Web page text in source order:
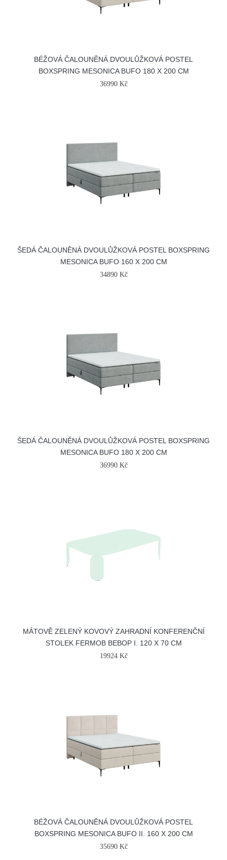
BÉŽOVÁ ČALOUNĚNÁ DVOULŮŽKOVÁ POSTEL
BOXSPRING MESONICA BUFO 180 X 200 CM
36990 Kč
ŠEDÁ ČALOUNĚNÁ DVOULŮŽKOVÁ POSTEL BOXSPRING
MESONICA BUFO 160 X 200 CM
34890 Kč
ŠEDÁ ČALOUNĚNÁ DVOULŮŽKOVÁ POSTEL BOXSPRING
MESONICA BUFO 180 X 200 CM
36990 Kč
MÁTOVĚ ZELENÝ KOVOVÝ ZAHRADNÍ KONFERENČNÍ
STOLEK FERMOB BEBOP I. 120 X 70 CM
19924 Kč
BÉŽOVÁ ČALOUNĚNÁ DVOULŮŽKOVÁ POSTEL
BOXSPRING MESONICA BUFO II. 160 X 200 CM
35690 Kč